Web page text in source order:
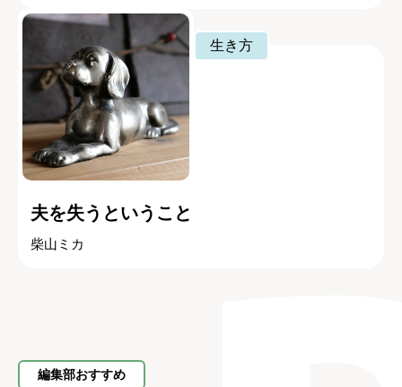
生き方
夫を失うということ
柴山ミカ
編集部おすすめ